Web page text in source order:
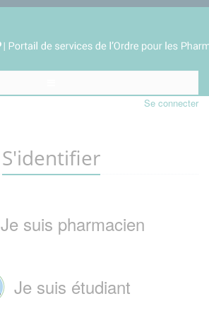
Se connecter
S'identifier
Je suis pharmacien
Je suis étudiant